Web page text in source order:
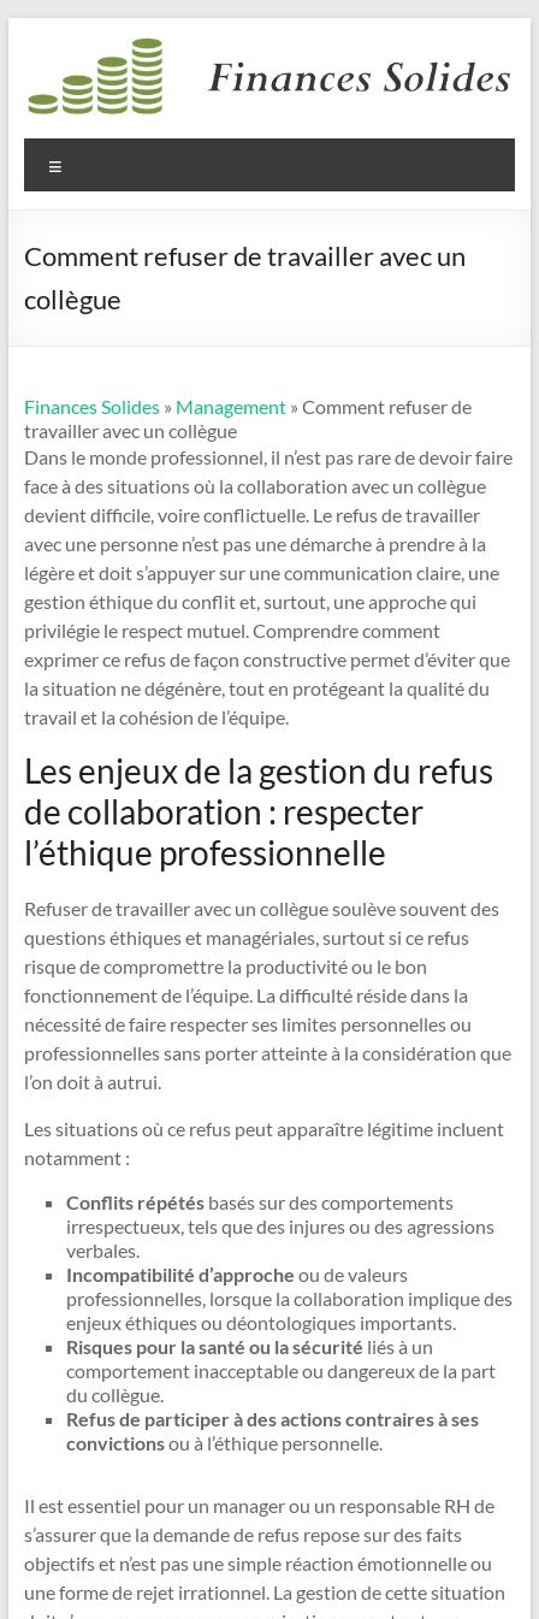
contenu
Finances
Solides
Comment refuser de travailler avec un
collègue
Finances Solides» Management» Comment refuser de
travailler avec un collègue
Dans le monde professionnel, il n’est pas rare de devoir faire
face à des situations où la collaboration avec un collègue
devient difficile, voire conflictuelle. Le refus de travailler
avec une personne n’est pas une démarche à prendre à la
légère et doit s’appuyer sur une communication claire, une
gestion éthique du conflit et, surtout, une approche qui
privilégie le respect mutuel. Comprendre comment
exprimer ce refus de façon constructive permet d’éviter que
la situation ne dégénère, tout en protégeant la qualité du
travail et la cohésion de l’équipe.
Les enjeux de la gestion du refus
de collaboration : respecter
l’éthique professionnelle
Refuser de travailler avec un collègue soulève souvent des
questions éthiques et managériales, surtout si ce refus
risque de compromettre la productivité ou le bon
fonctionnement de l’équipe. La difficulté réside dans la
nécessité de faire respecter ses limites personnelles ou
professionnelles sans porter atteinte à la considération que
l’on doit à autrui.
Les situations où ce refus peut apparaître légitime incluent
notamment :
Conflits répétésbasés sur des comportements
irrespectueux, tels que des injures ou des agressions
verbales.
Incompatibilité d’approche ou de valeurs
professionnelles, lorsque la collaboration implique des
enjeux éthiques ou déontologiques importants.
Risques pour la santé ou la sécurité liés à un
comportement inacceptable ou dangereux de la part
du collègue.
Refus de participer à des actions contraires à ses
convictionsou à l’éthique personnelle.
Il est essentiel pour un manager ou un responsable RH de
s’assurer que la demande de refus repose sur des faits
objectifs et n’est pas une simple réaction émotionnelle ou
une forme de rejet irrationnel. La gestion de cette situation